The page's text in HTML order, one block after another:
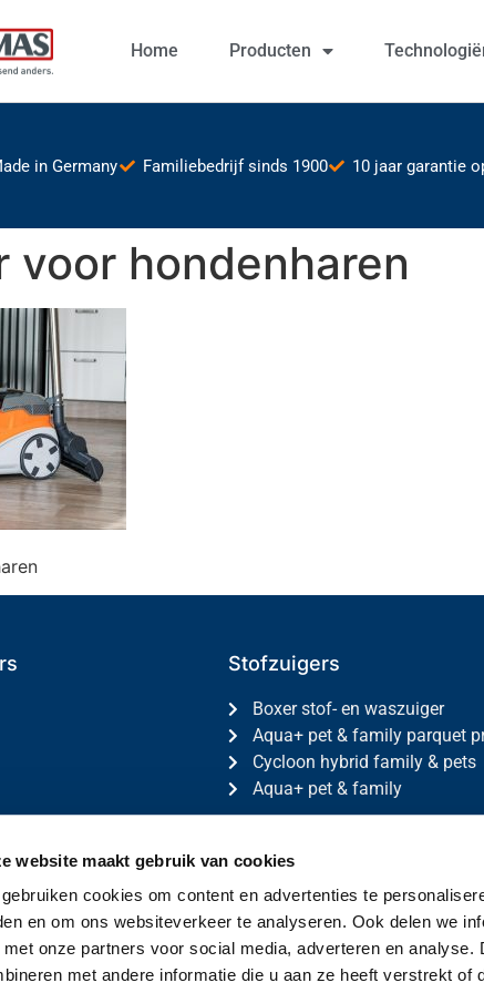
website maakt gebruik van cookies
cookies om content en advertenties te
en om ons websiteverkeer te analyseren. Ook delen we
onze partners voor social media, adverteren en analyse.
met andere informatie die u aan ze heeft verstrekt of
Home Producten
in Germany Familiebedrijf sinds 1900 10 jaar garantie
voor hondenharen
Stofzuigers
Boxer stof- en waszuiger
Aqua+ pet & family parquet
Cycloon hybrid family & pets
Aqua+ pet & family
Privacy- en cookiebeleid